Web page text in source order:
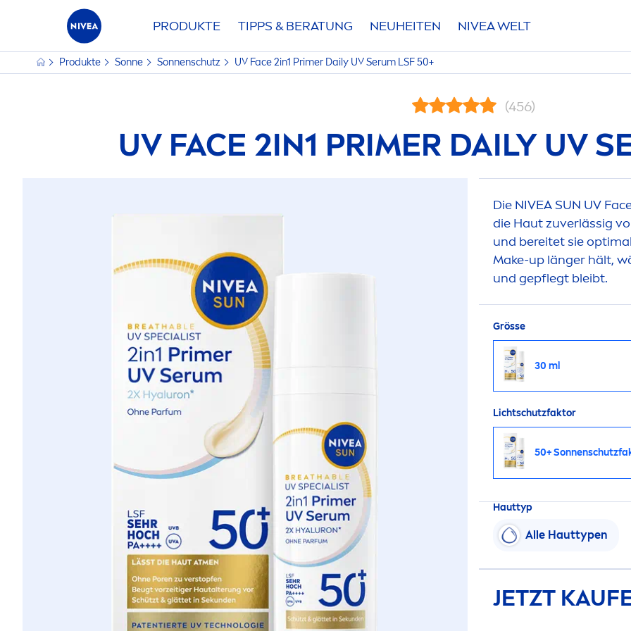
PRODUKTE TIPPS & BERATUNG NEUHEITEN NIVEAWELT
Produkte Sonne Sonnenschutz UV Face 2in1 Primer Daily UV Serum LSF 50+
(456)
UV FACE 2IN1 PRIMER DAILY UV
Die NIVEASUN UV
die Haut zuverlässig
und bereitet sie
Make-up länger hält,
und gepflegt bleibt.
Grösse
30 ml
Lichtschutzfaktor
50+
Hauttyp
Alle Hauttypen
JETZT